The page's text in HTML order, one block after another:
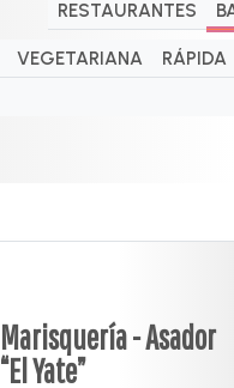
RESTAURANTES
VEGETARIANA RÁPIDA
Marisquería - Asador
“El Yate”